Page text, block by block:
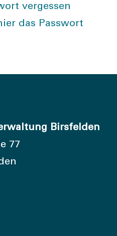
vergessen
das Passwort
Birsfelden
77